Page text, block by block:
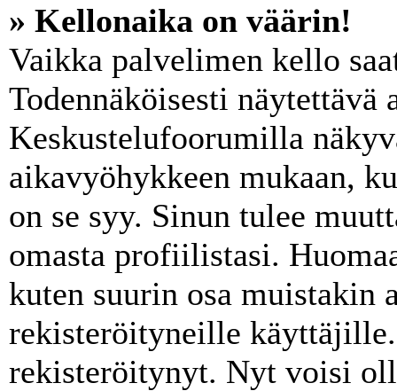
» Kellonaika on väärin!
Vaikka palvelimen kello
Todennäköisesti näytettävä
Keskustelufoorumilla
aikavyöhykkeen mukaan,
on se syy. Sinun tulee
omasta profiilistasi.
kuten suurin osa muistakin
rekisteröityneille
rekisteröitynyt. Nyt voisi